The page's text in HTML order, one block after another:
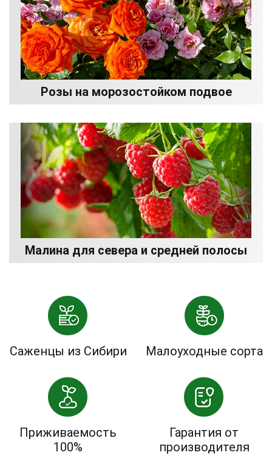
Розы на морозостойком подвое
Малина для севера и средней полосы
Саженцы из Сибири Малоуходные сорта
Приживаемость
100%
Гарантия от
производителя